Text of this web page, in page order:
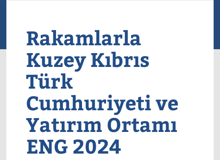
Rakamlarla
Kuzey Kıbrıs
Türk
Cumhuriyeti ve
Yatırım Ortamı
ENG 2024